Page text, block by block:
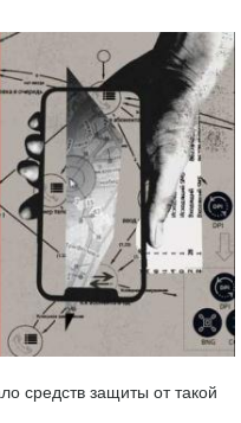
средств защиты от такой